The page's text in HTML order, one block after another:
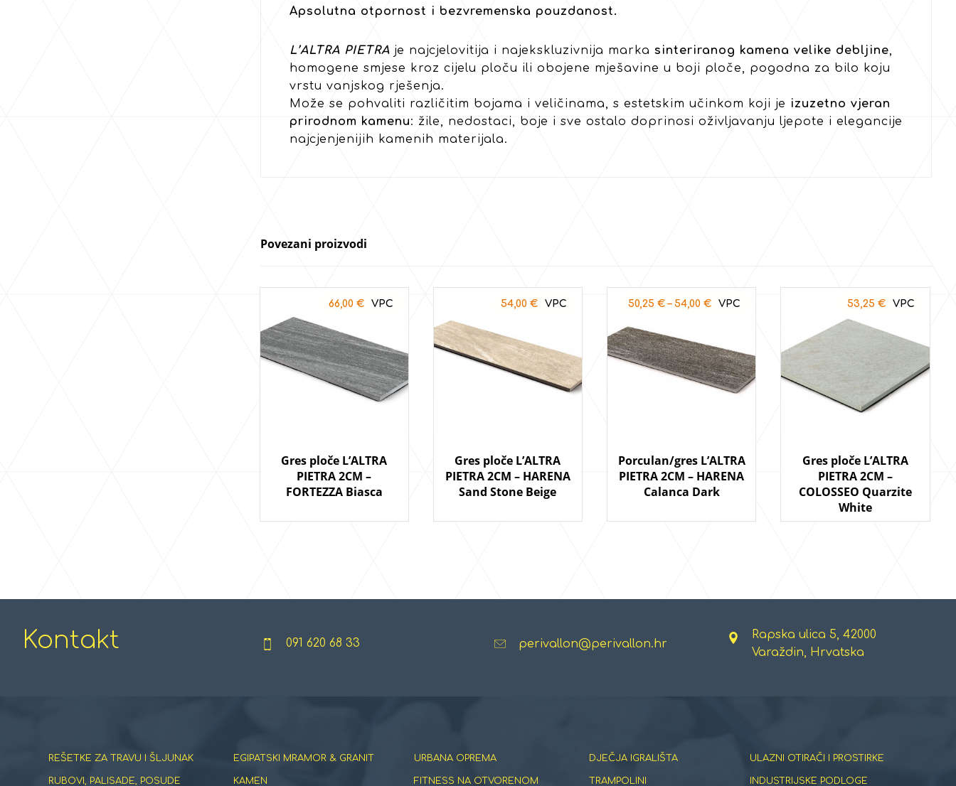
Apsolutna otpornost i bezvremenska pouzdanost.
L’ALTRA PIETRAje najcjelovitija i najekskluzivnija marka sinteriranog kamena velike debljine
homogene smjese kroz cijelu ploču ili obojene mješavine u boji ploče, pogodna za bilo koju
vrstu vanjskog rješenja.
Može se pohvaliti različitim bojama i veličinama, s estetskim učinkom koji je izuzetno vjeran
prirodnom kamenu: žile, nedostaci, boje i sve ostalo doprinosi oživljavanju ljepote i elegancije
najcjenjenijih kamenih materijala.
Povezani proizvodi
Gres ploče L’ALTRA
PIETRA 2CM –
FORTEZZA Biasca
66,00 €
Gres ploče L’ALTRA
PIETRA 2CM – HARENA
Sand Stone Beige
54,00€
Porculan/gres L’ALTRA
PIETRA 2CM – HARENA
Calanca Dark
50,25€ –54,00€
Gres ploče L’ALTRA
PIETRA 2CM –
COLOSSEO Quarzite
White
53,25 €
Kontakt 091 620 68 33 perivallon@perivallon.hr
Rapska ulica 5, 42000
Varaždin, Hrvatska
REŠETKE ZA TRAVU I ŠLJUNAK
RUBOVI, PALISADE, POSUDE
EGIPATSKI MRAMOR & GRANIT
KAMEN
URBANA OPREMA
FITNESS NA OTVORENOM
DJEČJA IGRALIŠTA
TRAMPOLINI
ULAZNI OTIRAČI I PROSTIRKE
INDUSTRIJSKE PODLOGE